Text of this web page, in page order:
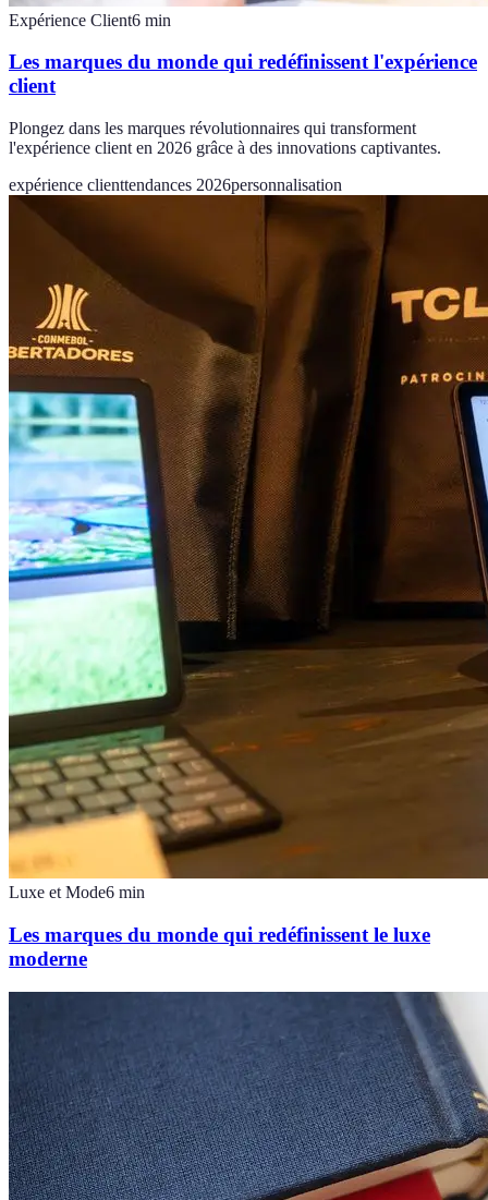
Expérience Client6 min
Les marques du monde qui redéfinissent l'expérience
client
Plongez dans les marques révolutionnaires qui transforment
l'expérience client en 2026 grâce à des innovations captivantes.
expérience clienttendances 2026personnalisation
Luxe et Mode6 min
Les marques du monde qui redéfinissent le luxe
moderne